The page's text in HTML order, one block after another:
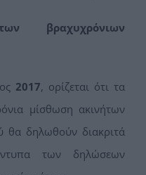
βραχυχρόνιων
2017, ορίζεται ότι τα
μίσθωση ακινήτων
θα δηλωθούν διακριτά
των δηλώσεων